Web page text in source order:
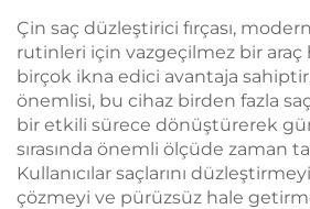
Çin saç düzleştirici fırçası,
rutinleri için vazgeçilmez bir
birçok ikna edici avantaja
önemlisi, bu cihaz birden fazla saç
bir etkili sürece dönüştürerek
sırasında önemli ölçüde zaman
Kullanıcılar saçlarını
çözmeyi ve pürüzsüz hale